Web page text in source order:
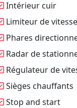
Intérieur cuir
Limiteur de vitesse
Phares
Radar de
Régulateur de
Sièges chauffants
Stop and start